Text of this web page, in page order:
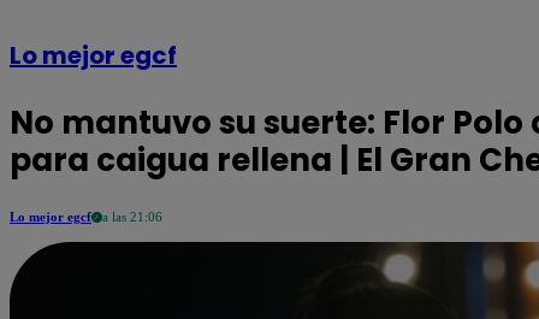
Lo mejor egcf
No mantuvo su suerte: Flor
para caigua rellena | El Gran
Lo mejor egcf a las 21:06